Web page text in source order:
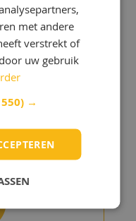
OlieOnline?
van veel
met andere
verstrekt of
uw gebruik
→